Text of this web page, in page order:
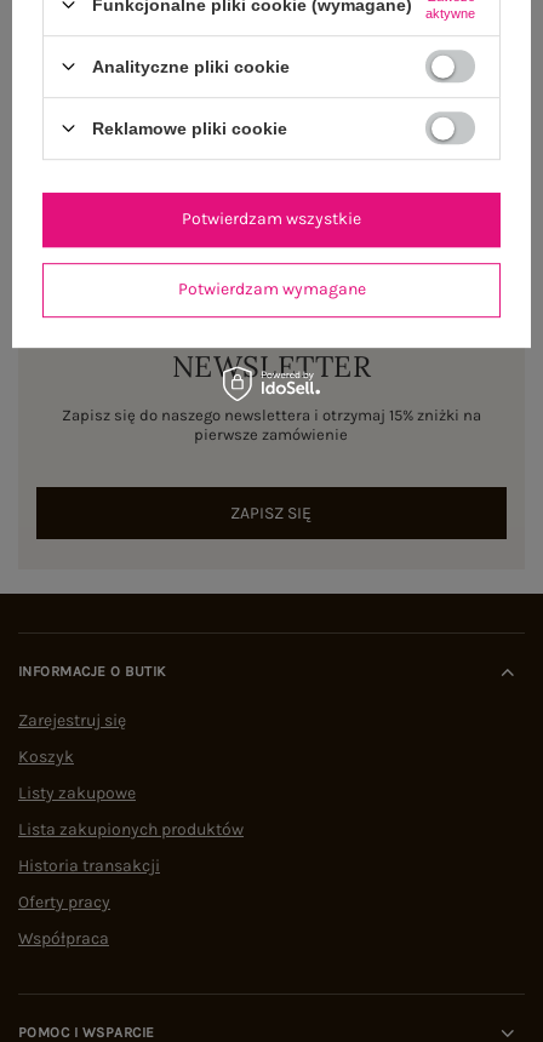
WYSYŁKA I DOSTAWA
NEWSLETTER
Zapisz się do naszego newslettera i otrzymaj 15% zniżki na
pierwsze zamówienie
ZAPISZ SIĘ
INFORMACJE O BUTIK
Zarejestruj się
Koszyk
Listy zakupowe
Lista zakupionych produktów
Historia transakcji
Oferty pracy
Współpraca
POMOC I WSPARCIE
Funkcjonalne pliki cookie (wymagane)
aktywne
Analityczne pliki cookie
Reklamowe pliki cookie
Potwierdzam wymagane
Potwierdzam wszystkie